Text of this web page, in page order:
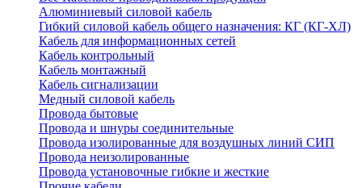
Алюминиевый силовой кабель
Гибкий силовой кабель общего назначения: КГ (КГ-ХЛ)
Кабель для информационных сетей
Кабель контрольный
Кабель монтажный
Кабель сигнализации
Медный силовой кабель
Провода бытовые
Провода и шнуры соединительные
Провода изолированные для воздушных линий СИП
Провода неизолированные
Провода установочные гибкие и жесткие